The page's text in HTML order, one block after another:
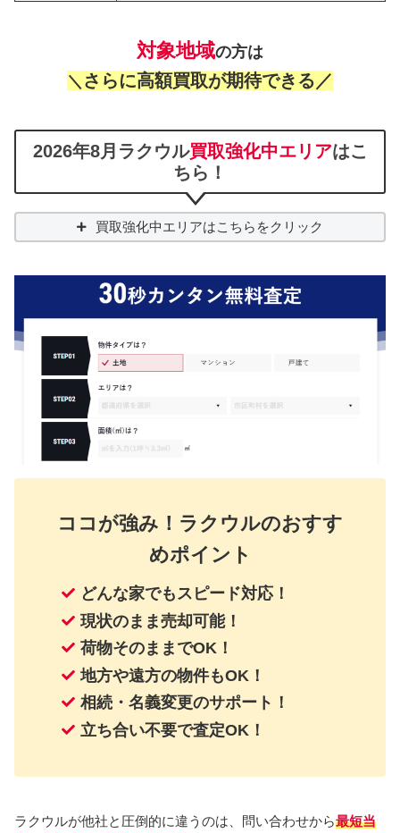
対象地域の方は
＼ さらに高額買取が期待できる／
2026年8月ラクウル買取強化中エリアはこ
ちら！
買取強化中エリアはこちらをクリック
ココが強み！ラクウルのおすす
めポイント
どんな家でもスピード対応！
現状のまま売却可能！
荷物そのままでOK！
地方や遠方の物件もOK！
相続・名義変更のサポート！
立ち合い不要で査定OK！
ラクウルが他社と圧倒的に違うのは、問い合わせから最短当